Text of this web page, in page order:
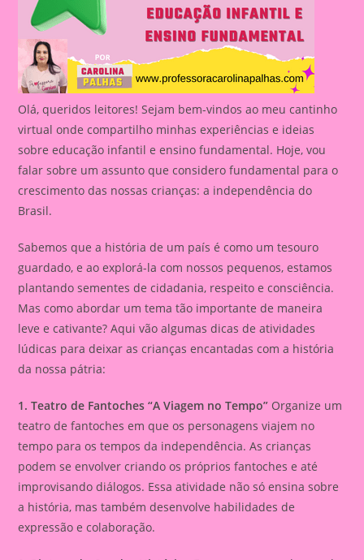
Olá, queridos leitores! Sejam bem-vindos ao meu cantinho
virtual onde compartilho minhas experiências e ideias
sobre educação infantil e ensino fundamental. Hoje, vou
falar sobre um assunto que considero fundamental para o
crescimento das nossas crianças: a independência do
Brasil.
Sabemos que a história de um país é como um tesouro
guardado, e ao explorá-la com nossos pequenos, estamos
plantando sementes de cidadania, respeito e consciência.
Mas como abordar um tema tão importante de maneira
leve e cativante? Aqui vão algumas dicas de atividades
lúdicas para deixar as crianças encantadas com a história
da nossa pátria:
1. Teatro de Fantoches “A Viagem no Tempo” Organize um
teatro de fantoches em que os personagens viajem no
tempo para os tempos da independência. As crianças
podem se envolver criando os próprios fantoches e até
improvisando diálogos. Essa atividade não só ensina sobre
a história, mas também desenvolve habilidades de
expressão e colaboração.